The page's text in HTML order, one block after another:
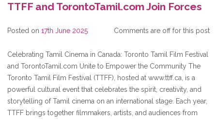
TTFF and TorontoTamil.com Join Forces
Posted on 17th June 2025 Comments are off for this post
Celebrating Tamil Cinema in Canada: Toronto Tamil Film Festival
and TorontoTamil.com Unite to Empower the Community The
Toronto Tamil Film Festival (TTFF), hosted at www.ttff.ca, is a
powerful cultural event that celebrates the spirit, creativity, and
storytelling of Tamil cinema on an international stage. Each year,
TTFF brings together filmmakers, artists, and audiences from